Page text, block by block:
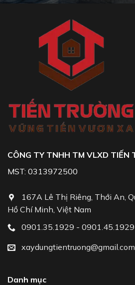
CÔNG TY TNHH TM VLXD TIẾN
MST: 0313972500
167A Lê Thị Riêng, Thới An,
Hồ Chí Minh, Việt Nam
0901.35.1929 - 0901.45.1929
xaydungtientruong@gmail.com
Danh mục